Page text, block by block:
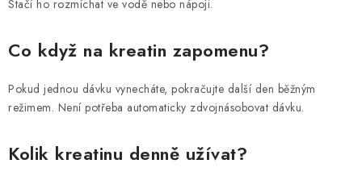
Stačí ho rozmíchat ve vodě nebo nápoji.
Co když na kreatin zapomenu?
Pokud jednou dávku vynecháte, pokračujte další den běžným
režimem. Není potřeba automaticky zdvojnásobovat dávku.
Kolik kreatinu denně užívat?